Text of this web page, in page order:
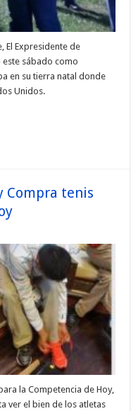
El Expresidente de
sábado como
en su tierra natal donde
Unidos.
Compra tenis
la Competencia de Hoy,
ver el bien de los atletas